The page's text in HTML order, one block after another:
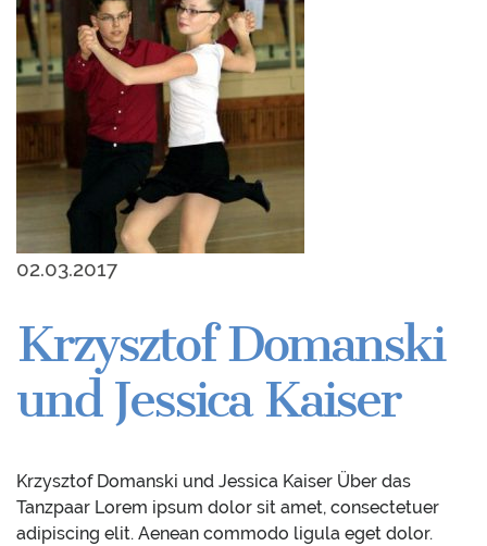
02.03.2017
Krzysztof Domanski
und Jessica Kaiser
Krzysztof Domanski und Jessica Kaiser Über das
Tanzpaar Lorem ipsum dolor sit amet, consectetuer
adipiscing elit. Aenean commodo ligula eget dolor.